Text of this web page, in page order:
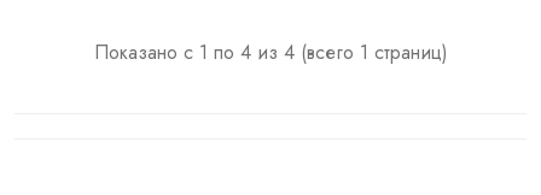
Показано с 1 по 4 из 4 (всего 1 страниц)